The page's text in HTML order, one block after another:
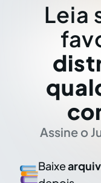
Leia
Assine o
Baixe